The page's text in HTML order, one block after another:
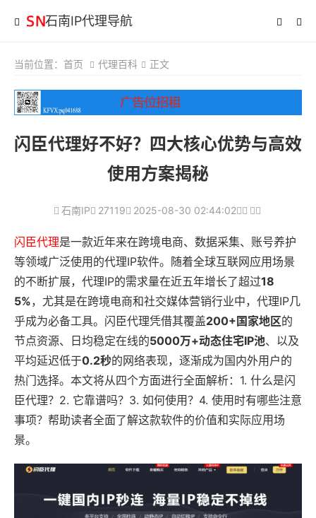
石南IP代理导航
当前位置： 首页 代理百科 正文
闪臣代理好不好？四大核心优势与高效
使用方案揭秘
石南IP 27119 2025-08-30 02:44:02
闪臣代理是一款近年来在跨境电商、数据采集、账号养护
等领域广泛使用的代理IP软件。随着全球互联网应用场景
的不断扩展，代理IP的需求量在近五年增长了超过18
5%，尤其是在跨境电商和社交媒体营销行业中，代理IP几
乎成为必备工具。闪臣代理凭借其覆盖200+国家地区的
节点资源、日均稳定在线的5000万+动态住宅IP池、以及
平均延迟低于0.2秒的网络表现，逐渐成为国内外用户的
热门选择。本文将从四个方面进行全面解析：1. 什么是闪
臣代理？2. 它靠谱吗？3. 如何使用？4. 使用时有哪些注意
事项？帮助读者全面了解这款软件的价值和实际应用场
景。